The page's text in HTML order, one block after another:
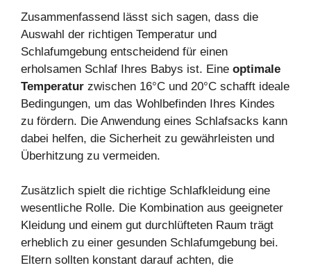
Zusammenfassend lässt sich sagen, dass die
Auswahl der richtigen Temperatur und
Schlafumgebung entscheidend für einen
erholsamen Schlaf Ihres Babys ist. Eine optimale
Temperatur zwischen 16°C und 20°C schafft ideale
Bedingungen, um das Wohlbefinden Ihres Kindes
zu fördern. Die Anwendung eines Schlafsacks kann
dabei helfen, die Sicherheit zu gewährleisten und
Überhitzung zu vermeiden.
Zusätzlich spielt die richtige Schlafkleidung eine
wesentliche Rolle. Die Kombination aus geeigneter
Kleidung und einem gut durchlüfteten Raum trägt
erheblich zu einer gesunden Schlafumgebung bei.
Eltern sollten konstant darauf achten, die